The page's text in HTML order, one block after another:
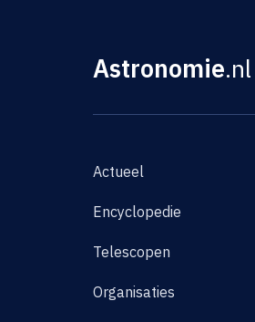
Astronomie.nl
Actueel
Encyclopedie
Telescopen
Organisaties